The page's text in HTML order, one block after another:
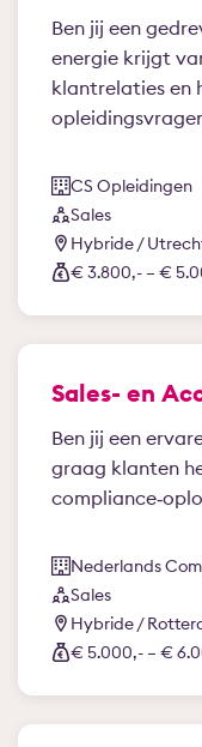
Ben jij een
energie krijgt
klantrelaties en
CS Opleidingen
Sales
Hybride /
€ 3.800,- – €
Sales- en
Ben jij een
graag klanten
Nederlands
Sales
Hybride /
€ 5.000,- – €